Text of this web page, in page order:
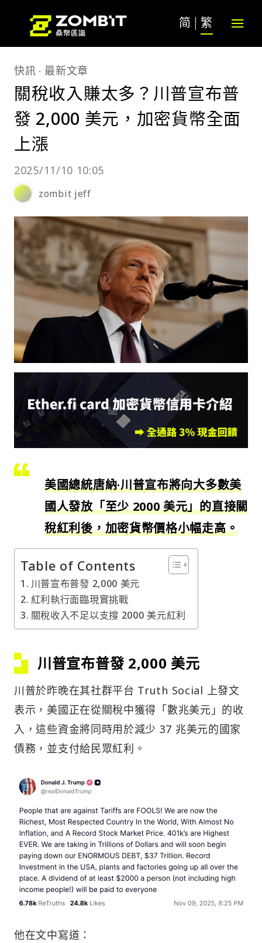
简 繁
快訊 最新文章
關稅收入賺太多？川普宣布普
發 2,000 美元，加密貨幣全面
上漲
2025/11/10 10:05
zombit jeff
美國總統唐納·川普宣布將向大多數美
國人發放「至少 2000 美元」的直接關
稅紅利後，加密貨幣價格小幅走高。
Table of Contents
川普宣布普發 2,000 美元
紅利執行面臨現實挑戰
關稅收入不足以支撐 2000 美元紅利
川普宣布普發 2,000 美元
川普於昨晚在其社群平台 Truth Social 上發文
表示，美國正在從關稅中獲得「數兆美元」的收
入，這些資金將同時用於減少 37 兆美元的國家
債務，並支付給民眾紅利。
他在文中寫道：